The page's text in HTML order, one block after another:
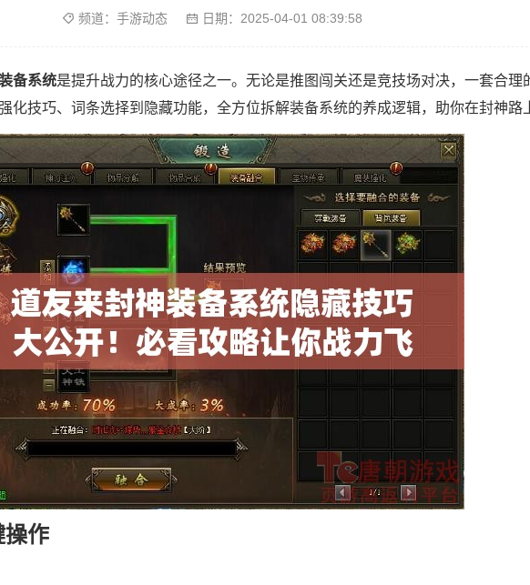
频道： 手游动态 日期： 2025-04-01 08:39:58
备系统是提升战力的核心途径之一。无论是推图闯关还是竞技场对决，一套合理
化技巧、词条选择到隐藏功能，全方位拆解装备系统的养成逻辑，助你在封神路
操作